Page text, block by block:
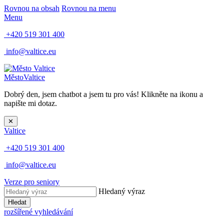
Rovnou na obsah Rovnou na menu
Menu
+420 519 301 400
info@valtice.eu
MěstoValtice
Dobrý den, jsem chatbot a jsem tu pro vás! Klikněte na ikonu a
napište mi dotaz.
✕
Valtice
+420 519 301 400
info@valtice.eu
Verze pro seniory
Hledaný výraz
Hledat
rozšířené vyhledávání